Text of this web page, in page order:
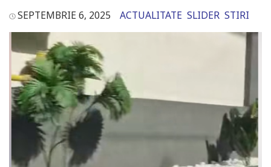
SEPTEMBRIE 6, 2025 ACTUALITATE SLIDER STIRI